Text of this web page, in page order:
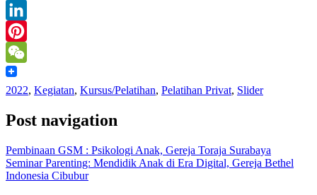
Message
LinkedIn
Pinterest
WeChat
2022, Kegiatan, Kursus/Pelatihan, Pelatihan Privat, Slider
Post navigation
Pembinaan GSM : Psikologi Anak, Gereja Toraja Surabaya
Seminar Parenting: Mendidik Anak di Era Digital, Gereja Bethel
Indonesia Cibubur